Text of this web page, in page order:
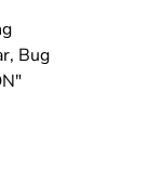
Bug